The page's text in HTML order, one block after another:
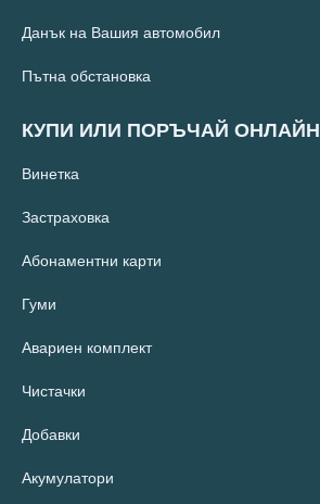
Данък на Вашия автомобил
Пътна обстановка
КУПИ ИЛИ ПОРЪЧАЙ ОНЛАЙН
Винетка
Застраховка
Абонаментни карти
Гуми
Авариен комплект
Чистачки
Добавки
Акумулатори